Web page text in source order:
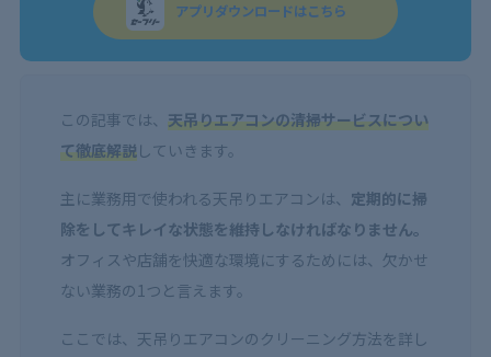
アプリダウンロードはこちら
この記事では、 天吊りエアコンの清掃サービスについ
て徹底解説していきます。
主に業務用で使われる天吊りエアコンは、 定期的に掃
除をしてキレイな状態を維持しなければなりません。
オフィスや店舗を快適な環境にするためには、欠かせ
ない業務の1つと言えます。
ここでは、天吊りエアコンのクリーニング方法を詳し